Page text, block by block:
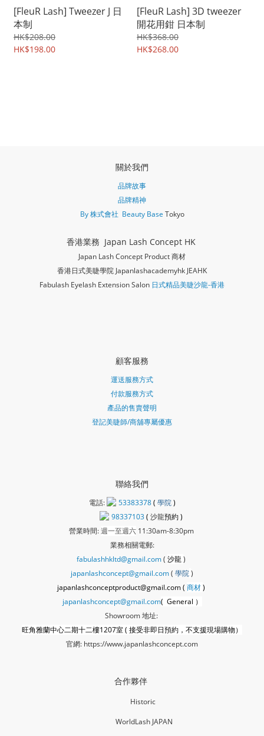
[FleuR Lash] Tweezer J 日
本制
HK$208.00
HK$198.00
[FleuR Lash] 3D tweezer
開花用鉗 日本制
HK$368.00
HK$268.00
關於我們
品牌故事
品牌精神
By 株式會社 Beauty Base Tokyo
香港業務 Japan Lash Concept HK
Japan Lash Concept Product 商材
香港日式美睫學院 Japanlashacademyhk JEAHK
Fabulash Eyelash Extension Salon 日式精品美睫沙龍-香港
顧客服務
運送服務方式
付款服務方式
產品的售賣聲明
登記美睫師/商舖專屬優惠
聯絡我們
電話: 53383378( 學院)
98337103( 沙龍預約 )
營業時間:週一至週六11:30am-8:30pm
業務相關電郵:
fabulashhkltd@gmail.com( 沙龍)
japanlashconcept@gmail.com( 學院)
japanlashconceptproduct@gmail.com ( 商材)
japanlashconcept@gmail.com( General ）
Showroom 地址:
旺角雅蘭中心二期十二樓1207室 ( 接受非即日預約，不支援現場購物）
官網: https://www.japanlashconcept.com
合作夥伴
Historic
WorldLash JAPAN